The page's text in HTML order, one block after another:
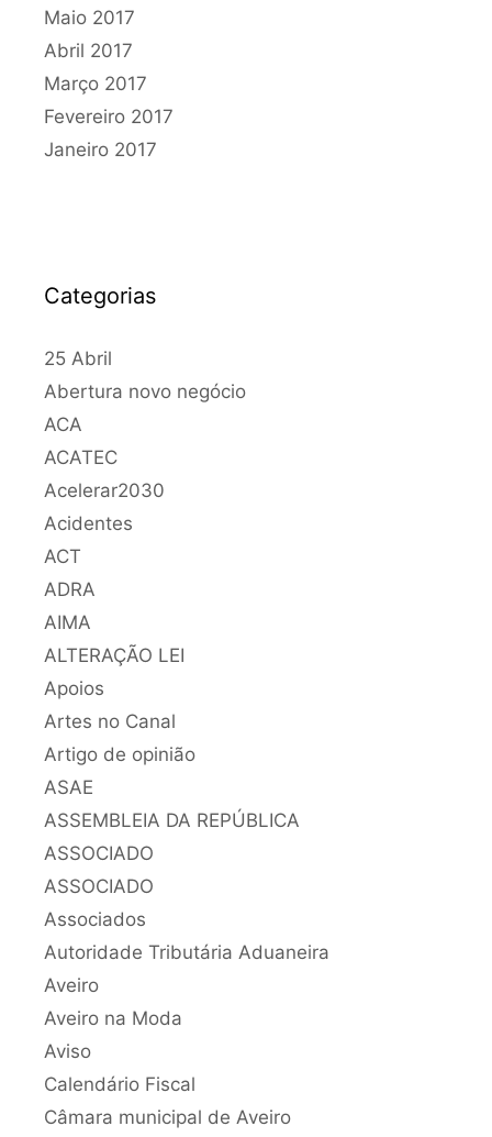
Maio 2017
Abril 2017
Março 2017
Fevereiro 2017
Janeiro 2017
Categorias
25 Abril
Abertura novo negócio
ACA
ACATEC
Acelerar2030
Acidentes
ACT
ADRA
AIMA
ALTERAÇÃO LEI
Apoios
Artes no Canal
Artigo de opinião
ASAE
ASSEMBLEIA DA REPÚBLICA
ASSOCIADO
ASSOCIADO
Associados
Autoridade Tributária Aduaneira
Aveiro
Aveiro na Moda
Aviso
Calendário Fiscal
Câmara municipal de Aveiro